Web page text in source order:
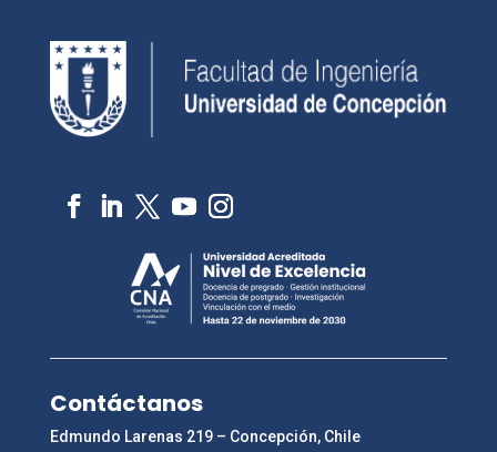
Contáctanos
Edmundo Larenas 219 – Concepción, Chile